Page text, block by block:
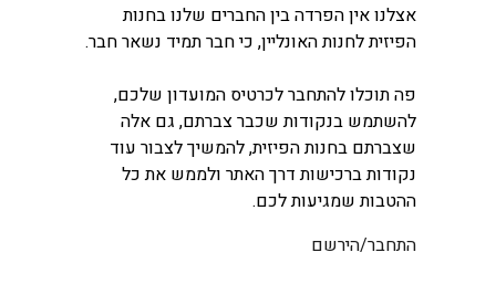
אצלנו אין הפרדה בין החברים שלנו בחנות
הפיזית לחנות האונליין, כי חבר תמיד נשאר חבר.
פה תוכלו להתחבר לכרטיס המועדון שלכם,
להשתמש בנקודות שכבר צברתם, גם אלה
שצברתם בחנות הפיזית, להמשיך לצבור עוד
נקודות ברכישות דרך האתר ולממש את כל
ההטבות שמגיעות לכם.
התחבר/הירשם